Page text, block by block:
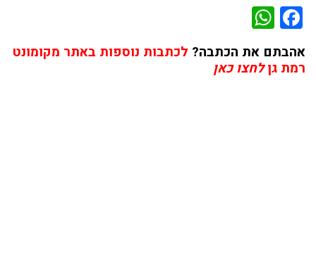
Facebook
אהבתם את הכתבה? לכתבות נוספות באתר מקומונט
רמת גןלחצו כאן